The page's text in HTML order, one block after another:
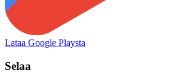
Lataa Google Playsta
Selaa